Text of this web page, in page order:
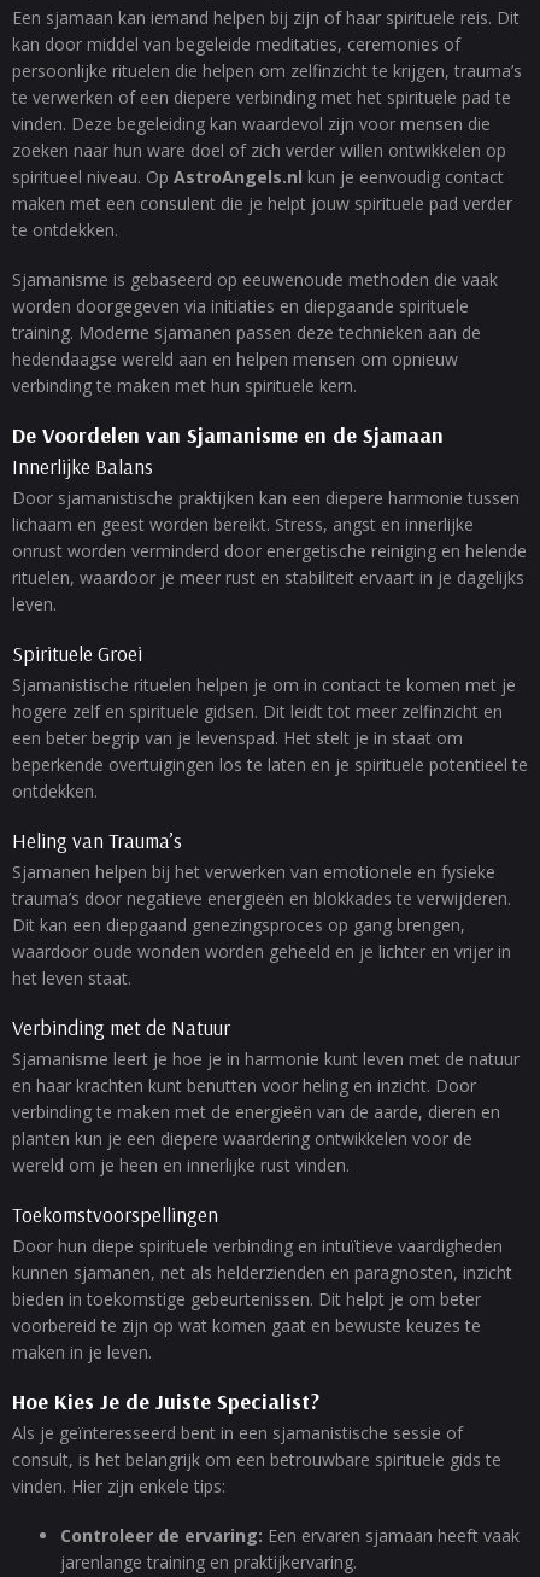
Een sjamaan kan iemand helpen bij zijn of haar spirituele reis. Dit
kan door middel van begeleide meditaties, ceremonies of
persoonlijke rituelen die helpen om zelfinzicht te krijgen, trauma’s
te verwerken of een diepere verbinding met het spirituele pad te
vinden. Deze begeleiding kan waardevol zijn voor mensen die
zoeken naar hun ware doel of zich verder willen ontwikkelen op
spiritueel niveau. Op AstroAngels.nl kun je eenvoudig contact
maken met een consulent die je helpt jouw spirituele pad verder
te ontdekken.
Sjamanisme is gebaseerd op eeuwenoude methoden die vaak
worden doorgegeven via initiaties en diepgaande spirituele
training. Moderne sjamanen passen deze technieken aan de
hedendaagse wereld aan en helpen mensen om opnieuw
verbinding te maken met hun spirituele kern.
De Voordelen van Sjamanisme en de Sjamaan
Innerlijke Balans
Door sjamanistische praktijken kan een diepere harmonie tussen
lichaam en geest worden bereikt. Stress, angst en innerlijke
onrust worden verminderd door energetische reiniging en helende
rituelen, waardoor je meer rust en stabiliteit ervaart in je dagelijks
leven.
Spirituele Groei
Sjamanistische rituelen helpen je om in contact te komen met je
hogere zelf en spirituele gidsen. Dit leidt tot meer zelfinzicht en
een beter begrip van je levenspad. Het stelt je in staat om
beperkende overtuigingen los te laten en je spirituele potentieel te
ontdekken.
Heling van Trauma’s
Sjamanen helpen bij het verwerken van emotionele en fysieke
trauma’s door negatieve energieën en blokkades te verwijderen.
Dit kan een diepgaand genezingsproces op gang brengen,
waardoor oude wonden worden geheeld en je lichter en vrijer in
het leven staat.
Verbinding met de Natuur
Sjamanisme leert je hoe je in harmonie kunt leven met de natuur
en haar krachten kunt benutten voor heling en inzicht. Door
verbinding te maken met de energieën van de aarde, dieren en
planten kun je een diepere waardering ontwikkelen voor de
wereld om je heen en innerlijke rust vinden.
Toekomstvoorspellingen
Door hun diepe spirituele verbinding en intuïtieve vaardigheden
kunnen sjamanen, net als helderzienden en paragnosten, inzicht
bieden in toekomstige gebeurtenissen. Dit helpt je om beter
voorbereid te zijn op wat komen gaat en bewuste keuzes te
maken in je leven.
Hoe Kies Je de Juiste Specialist?
Als je geïnteresseerd bent in een sjamanistische sessie of
consult, is het belangrijk om een betrouwbare spirituele gids te
vinden. Hier zijn enkele tips:
Controleer de ervaring: Een ervaren sjamaan heeft vaak
jarenlange training en praktijkervaring.